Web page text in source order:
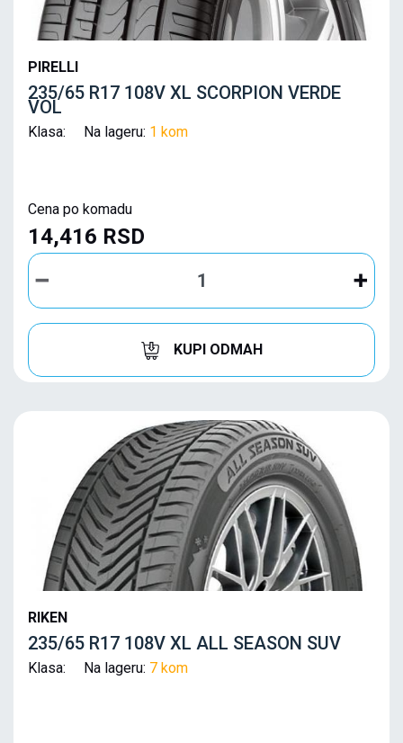
PIRELLI
235/65 R17 108V XL SCORPION VERDE
VOL
Klasa: Na lageru: 1 kom
Cena po komadu
14,416 RSD
KUPI ODMAH
RIKEN
235/65 R17 108V XL ALL SEASON SUV
Klasa: Na lageru: 7 kom